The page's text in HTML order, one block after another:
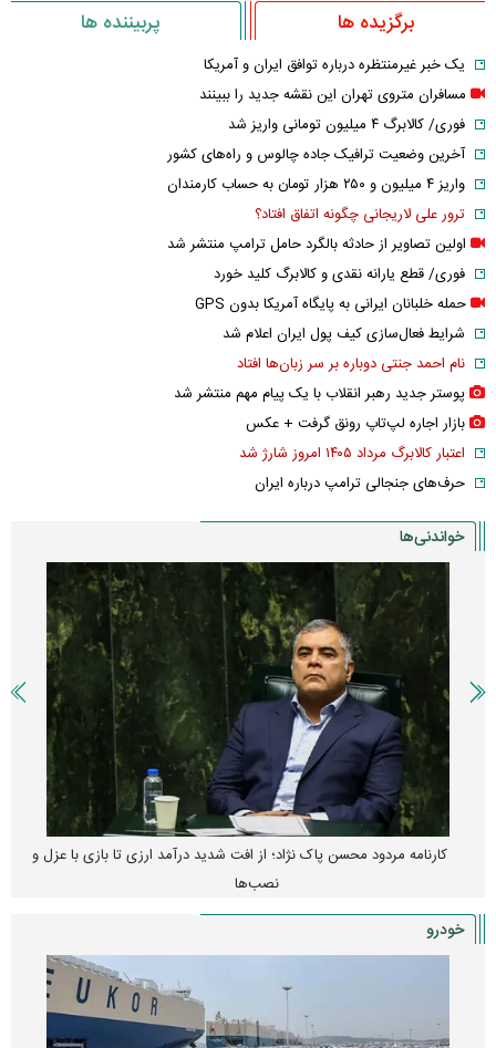
برگزیده ها پربیننده ها
یک خبر غیرمنتظره درباره توافق ایران و آمریکا
مسافران متروی تهران این نقشه جدید را ببینند
فوری/ کالابرگ ۴ میلیون تومانی واریز شد
آخرین وضعیت ترافیک جاده چالوس و راه‌های کشور
واریز ۴ میلیون و ۲۵۰ هزار تومان به حساب کارمندان
ترور علی لاریجانی چگونه اتفاق افتاد؟
اولین تصاویر از حادثه بالگرد حامل ترامپ منتشر شد
فوری/ قطع یارانه نقدی و کالابرگ کلید خورد
حمله خلبانان ایرانی به پایگاه آمریکا بدون GPS
شرایط فعال‌سازی کیف پول ایران اعلام شد
نام احمد جنتی دوباره بر سر زبان‌ها افتاد
پوستر جدید رهبر انقلاب با یک پیام مهم منتشر شد
بازار اجاره لپ‌تاپ رونق گرفت + عکس
اعتبار کالابرگ مرداد ۱۴۰۵ امروز شارژ شد
حرف‌های جنجالی ترامپ درباره ایران
خواندنی‌ها
پیش‌بینی بورس امروز دوشنبه ۱۲ مرداد ماه ۱۴۰۵
خودرو